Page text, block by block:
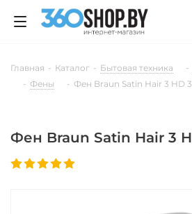
Главная - Каталог - Бытовая техника -
- Фены - Фен Braun Satin Hair 3 HD
Фен Braun Satin Hair 3